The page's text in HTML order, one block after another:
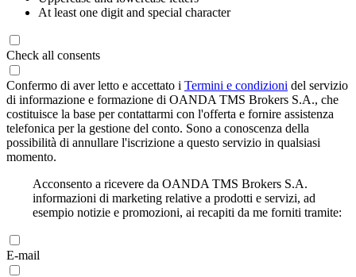
At least one digit and special character
Check all consents
Confermo di aver letto e accettato i Termini e condizioni del servizio
di informazione e formazione di OANDA TMS Brokers S.A., che
costituisce la base per contattarmi con l'offerta e fornire assistenza
telefonica per la gestione del conto. Sono a conoscenza della
possibilità di annullare l'iscrizione a questo servizio in qualsiasi
momento.
Acconsento a ricevere da OANDA TMS Brokers S.A.
informazioni di marketing relative a prodotti e servizi, ad
esempio notizie e promozioni, ai recapiti da me forniti tramite:
E-mail